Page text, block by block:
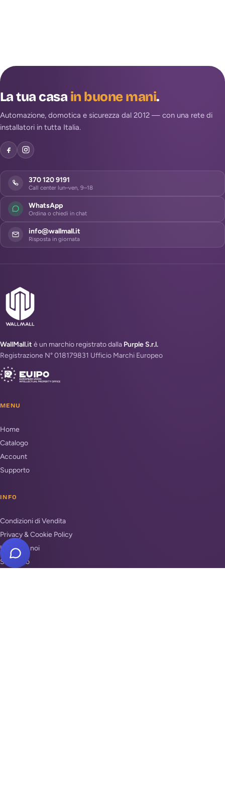
La tua casain buone mani.
Automazione, domotica e sicurezza dal 2012 — con una rete di
installatori in tutta Italia.
370 120 9191
Call center lun–ven, 9–18
WhatsApp
Ordina o chiedi in chat
info@wallmall.it
Risposta in giornata
WallMall.it è un marchio registrato dalla Purple S.r.l.
Registrazione N° 018179831 Ufficio Marchi Europeo
MENU
Home
Catalogo
Account
Supporto
INFO
Condizioni di Vendita
Privacy & Cookie Policy
Unisciti a noi
Supporto